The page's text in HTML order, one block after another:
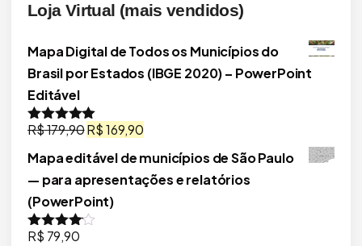
Loja Virtual (mais vendidos)
Mapa Digital de Todos os Municípios do
Brasil por Estados (IBGE 2020) – PowerPoint
Editável
Avaliação
R$179,90O
preço
era:
R$ 179,90.
R$169,90
preço
atual
Mapa editável de municípios de São Paulo
— para apresentações e relatórios
(PowerPoint)
Avaliação
R$ 79,90